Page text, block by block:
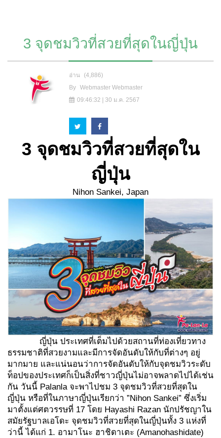
3 จุดชมวิวที่สวยที่สุดในญี่ปุ่น
อ่าน
(4,886)
By
Webmaster Webmaster
09:46:32 | 30 ม.ค. 2567
3 จุดชมวิวที่สวยที่สุดใน
ญี่ปุ่น
Nihon Sankei, Japan
ญี่ปุ่น ประเทศที่เต็มไปด้วยสถานที่ท่องเที่ยวทาง
ธรรมชาติที่สวยงามและมีการจัดอันดับให้กับที่ต่างๆ อยู่
มากมาย และแน่นอนว่าการจัดอันดับให้กับจุดชมวิวระดับ
ท็อปของประเทศก็เป็นสิ่งที่ชาวญี่ปุ่นไม่อาจพลาดไปได้เช่น
กัน วันนี้ Palanla จะพาไปชม 3 จุดชมวิวที่สวยที่สุดใน
ญี่ปุ่น หรือที่ในภาษาญี่ปุ่นเรียกว่า ”Nihon Sankei” ซึ่งเริ่ม
มาตั้งแต่ศตวรรษที่ 17 โดย Hayashi Razan นักปรัชญาใน
สมัยรัฐบาลเอโดะ จุดชมวิวที่สวยที่สุดในญี่ปุ่นทั้ง 3 แห่งที่
ว่านี้ ได้แก่ 1. อามาโนะ ฮาชิดาเตะ (Amanohashidate)